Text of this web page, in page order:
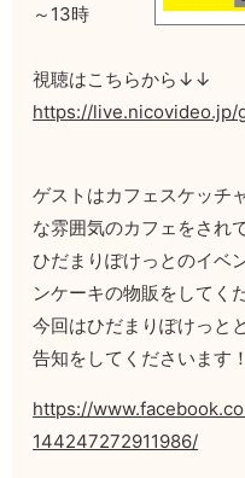
～13時
視聴はこちらから↓↓
https://live.nicovideo.jp/
ゲストはカフェスケッチ
な雰囲気のカフェをされ
ひだまりぽけっとのイベ
ンケーキの物販をしてく
今回はひだまりぽけっと
告知をしてくださいます！
https://
144247272911986/